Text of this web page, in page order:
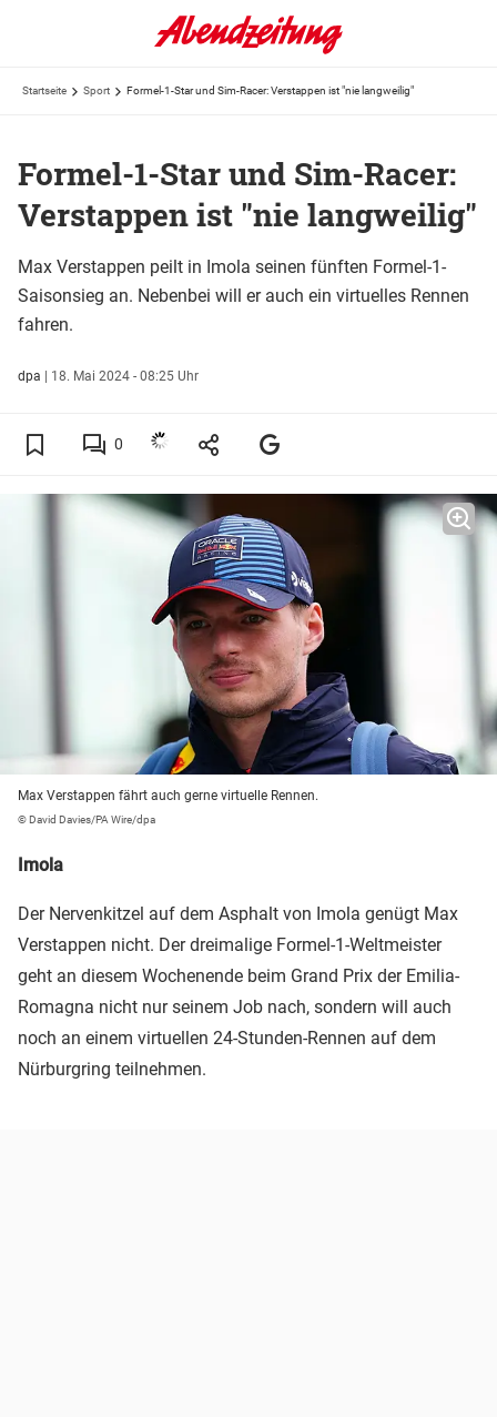
Startseite Sport Formel-1-Star und Sim-Racer: Verstappen ist "nie langweilig"
Formel-1-Star und Sim-Racer:
Verstappen ist "nie langweilig"
Max Verstappen peilt in Imola seinen fünften Formel-1-
Saisonsieg an. Nebenbei will er auch ein virtuelles Rennen
fahren.
dpa | 18. Mai 2024 - 08:25 Uhr
0
Max Verstappen fährt auch gerne virtuelle Rennen.
© David Davies/PA Wire/dpa
Imola
Der Nervenkitzel auf dem Asphalt von Imola genügt Max
Verstappen nicht. Der dreimalige Formel-1-Weltmeister
geht an diesem Wochenende beim Grand Prix der Emilia-
Romagna nicht nur seinem Job nach, sondern will auch
noch an einem virtuellen 24-Stunden-Rennen auf dem
Nürburgring teilnehmen.